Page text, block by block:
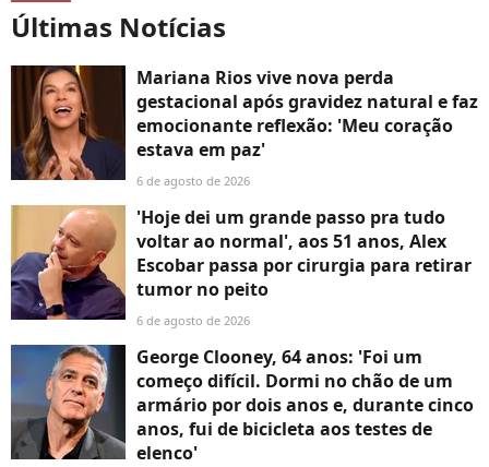
Últimas Notícias
Mariana Rios vive nova perda
gestacional após gravidez natural e faz
emocionante reflexão: 'Meu coração
estava em paz'
6 de agosto de 2026
'Hoje dei um grande passo pra tudo
voltar ao normal', aos 51 anos, Alex
Escobar passa por cirurgia para retirar
tumor no peito
6 de agosto de 2026
George Clooney, 64 anos: 'Foi um
começo difícil. Dormi no chão de um
armário por dois anos e, durante cinco
anos, fui de bicicleta aos testes de
elenco'